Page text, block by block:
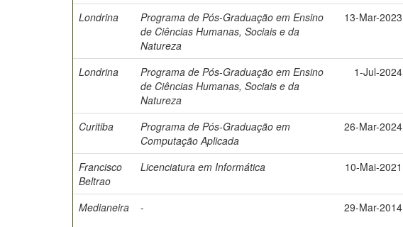
Londrina
Programa de Pós-Graduação em Ensino
de Ciências Humanas, Sociais e da
Natureza
13-Mar-2023
Londrina
Programa de Pós-Graduação em Ensino
de Ciências Humanas, Sociais e da
Natureza
1-Jul-2024
Curitiba
Programa de Pós-Graduação em
Computação Aplicada
26-Mar-2024
Francisco
Beltrao
Licenciatura em Informática 10-Mai-2021
Medianeira
- 29-Mar-2014